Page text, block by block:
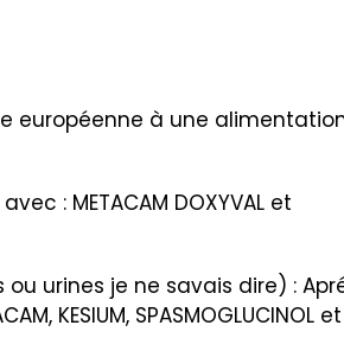
européenne à une
: METACAM DOXYVAL et
urines je ne savais dire) :
KESIUM, SPASMOGLUCINOL et